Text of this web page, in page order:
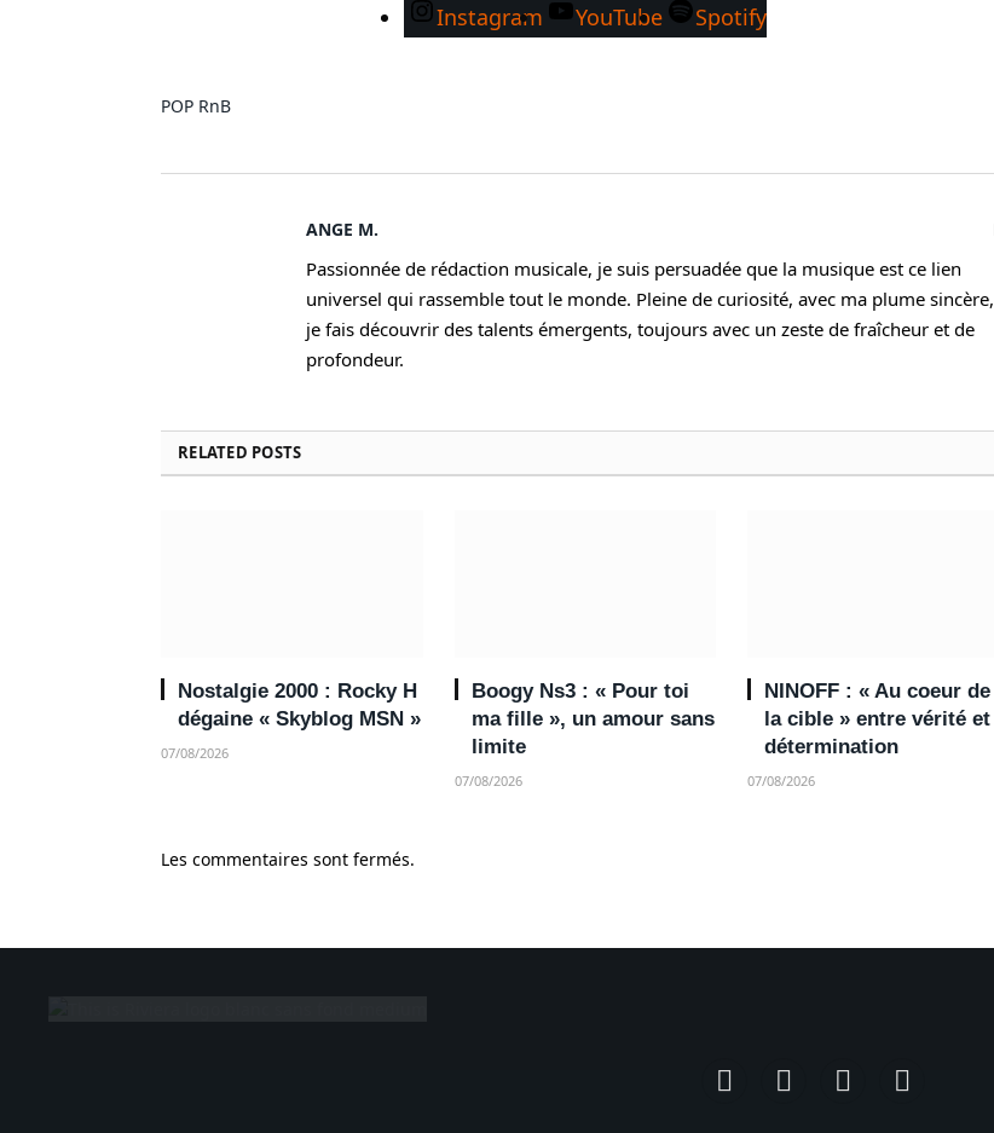
Instagram YouTube Spotify
POP RnB
ANGE M.
Passionnée de rédaction musicale, je suis persuadée que la musique est ce lien
universel qui rassemble tout le monde. Pleine de curiosité, avec ma plume sincère,
je fais découvrir des talents émergents, toujours avec un zeste de fraîcheur et de
profondeur.
RELATED POSTS
Nostalgie 2000 : Rocky H
dégaine « Skyblog MSN »
07/08/2026
Boogy Ns3 : « Pour toi
ma fille », un amour sans
limite
07/08/2026
NINOFF : « Au coeur de
la cible » entre vérité et
détermination
07/08/2026
Les commentaires sont fermés.
FacebookInstagramTikTok YouTube